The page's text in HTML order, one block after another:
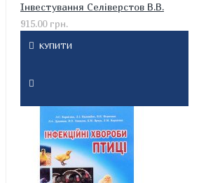
Інвестування Селіверстов В.В.
915.00 грн.
КУПИТИ